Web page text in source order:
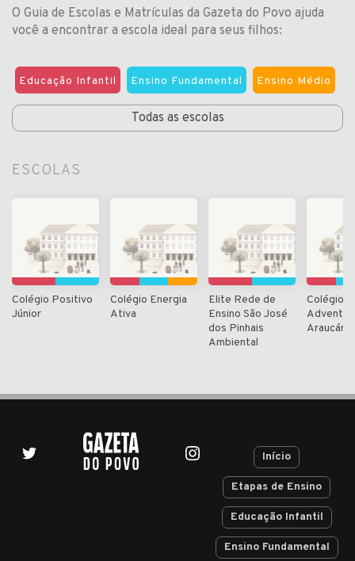
O Guia de Escolas e Matrículas da Gazeta do Povo ajuda
você a encontrar a escola ideal para seus filhos:
Educação Infantil Ensino Fundamental Ensino Médio
Todas as escolas
ESCOLAS
Colégio Positivo
Júnior
Colégio Energia
Ativa
Elite Rede de
Ensino São José
dos Pinhais
Ambiental
Colégio
Araucária
Início
Etapas de Ensino
Educação Infantil
Ensino Fundamental